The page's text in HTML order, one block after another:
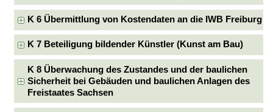
K 6 Übermittlung von Kostendaten an die IWB Freiburg
K 7 Beteiligung bildender Künstler (Kunst am Bau)
K 8 Überwachung des Zustandes und der baulichen
Sicherheit bei Gebäuden und baulichen Anlagen des
Freistaates Sachsen